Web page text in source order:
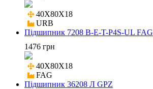
40X80X18
URB
Підшипник 7208 B-E-T-P4S-UL FAG
1476 грн
40X80X18
FAG
Підшипник 36208 Л GPZ